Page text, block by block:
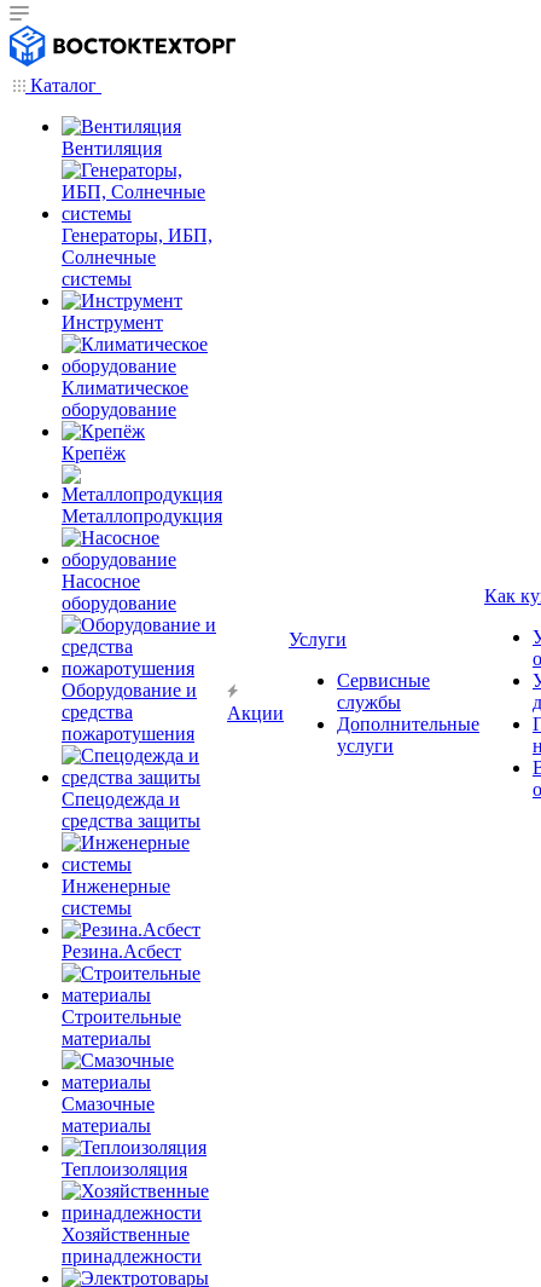
Каталог
Вентиляция
Генераторы, ИБП,
Солнечные
системы
Инструмент
Климатическое
оборудование
Крепёж
Металлопродукция
Насосное
оборудование
Оборудование и
средства
пожаротушения
Спецодежда и
средства защиты
Инженерные
системы
Резина.Асбест
Строительные
материалы
Смазочные
материалы
Теплоизоляция
Хозяйственные
принадлежности
Акции
Услуги
Сервисные
службы
Дополнительные
услуги
Как